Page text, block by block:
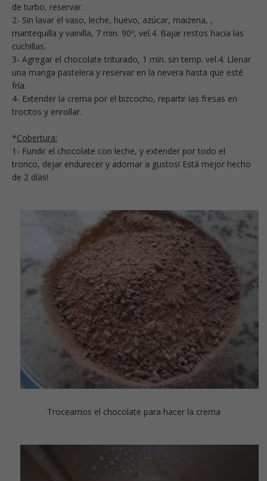
de turbo, reservar.
2- Sin lavar el vaso, leche, huevo, azúcar, maizena, ,
mantequilla y vainilla, 7 min. 90º, vel.4. Bajar restos hacia las
cuchillas.
3- Agregar el chocolate triturado, 1 min. sin temp. vel.4. Llenar
una manga pastelera y reservar en la nevera hasta que esté
fría.
4- Extender la crema por el bizcocho, repartir las fresas en
trocitos y enrollar.
*Cobertura:
1- Fundir el chocolate con leche, y extender por todo el
tronco, dejar endurecer y adornar a gustos! Está mejor hecho
de 2 días!
Troceamos el chocolate para hacer la crema